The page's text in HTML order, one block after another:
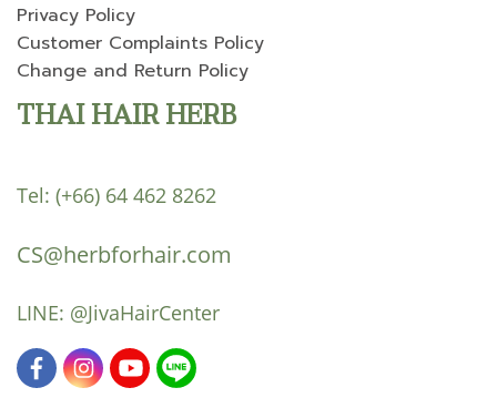
Privacy Policy
Customer Complaints Policy
Change and Return Policy
THAI HAIR HERB
Tel: (+66) 64 462 8262
CS@herbforhair.com
LINE: @JivaHairCenter